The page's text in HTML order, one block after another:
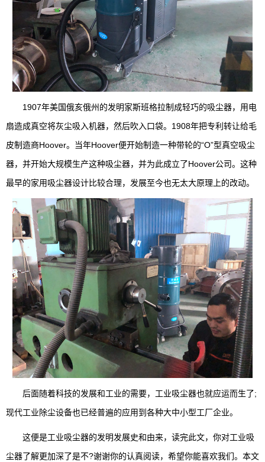
1907年美国俄亥俄州的发明家斯班格拉制成轻巧的吸尘器，用电
扇造成真空将灰尘吸入机器，然后吹入口袋。1908年把专利转让给毛
皮制造商Hoover。当年Hoover便开始制造一种带轮的“O”型真空吸尘
器，并开始大规模生产这种吸尘器，并为此成立了Hoover公司。这种
最早的家用吸尘器设计比较合理，发展至今也无太大原理上的改动。
后面随着科技的发展和工业的需要，工业吸尘器也就应运而生了;
现代工业除尘设备也已经普遍的应用到各种大中小型工厂企业。
这便是工业吸尘器的发明发展史和由来，读完此文，你对工业吸
尘器了解更加深了是不?谢谢你的认真阅读，希望你能喜欢我们。本文